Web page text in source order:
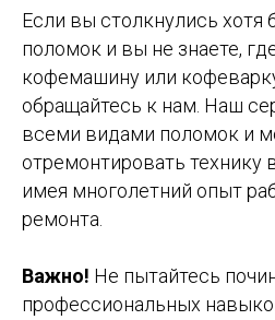
Если вы столкнулись хотя
поломок и вы не знаете,
кофемашину или
обращайтесь к нам. Наш
всеми видами поломок и
отремонтировать технику
имея многолетний опыт
ремонта.
Важно! Не пытайтесь
профессиональных